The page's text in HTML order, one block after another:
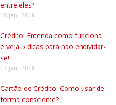
entre eles?
10 jan , 2018
Crédito: Entenda como funciona
e veja 5 dicas para não endividar-
se!
17 jan , 2018
Cartão de Crédito: Como usar de
forma consciente?